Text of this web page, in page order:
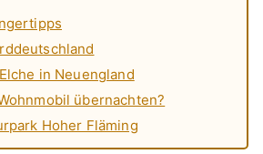
in Neuengland
übernachten?
Hoher Fläming